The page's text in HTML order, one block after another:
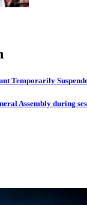
Temporarily
Assembly during